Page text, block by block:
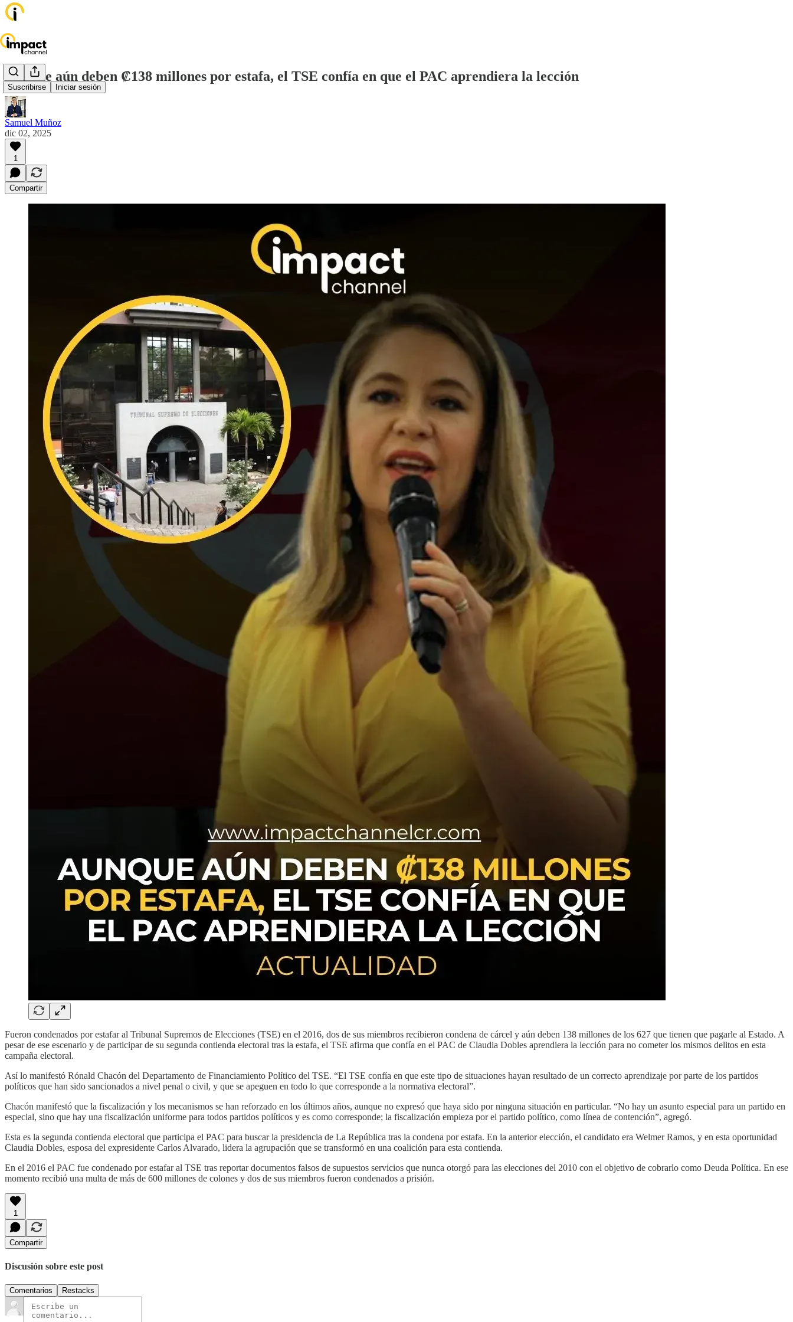
Suscribirse Iniciar sesión
Aunque aún deben ₡138 millones por estafa, el TSE confía en que el PAC aprendiera la lección
Samuel Muñoz
dic 02, 2025
1
Compartir
Fueron condenados por estafar al Tribunal Supremos de Elecciones (TSE) en el 2016, dos de sus miembros recibieron condena de cárcel y aún deben 138 millones de los 627 que tienen que pagarle al Estado. A
pesar de ese escenario y de participar de su segunda contienda electoral tras la estafa, el TSE afirma que confía en el PAC de Claudia Dobles aprendiera la lección para no cometer los mismos delitos en esta
campaña electoral.
Así lo manifestó Rónald Chacón del Departamento de Financiamiento Político del TSE. “El TSE confía en que este tipo de situaciones hayan resultado de un correcto aprendizaje por parte de los partidos
políticos que han sido sancionados a nivel penal o civil, y que se apeguen en todo lo que corresponde a la normativa electoral”.
Chacón manifestó que la fiscalización y los mecanismos se han reforzado en los últimos años, aunque no expresó que haya sido por ninguna situación en particular. “No hay un asunto especial para un partido en
especial, sino que hay una fiscalización uniforme para todos partidos políticos y es como corresponde; la fiscalización empieza por el partido político, como línea de contención”, agregó.
Esta es la segunda contienda electoral que participa el PAC para buscar la presidencia de La República tras la condena por estafa. En la anterior elección, el candidato era Welmer Ramos, y en esta oportunidad
Claudia Dobles, esposa del expresidente Carlos Alvarado, lidera la agrupación que se transformó en una coalición para esta contienda.
En el 2016 el PAC fue condenado por estafar al TSE tras reportar documentos falsos de supuestos servicios que nunca otorgó para las elecciones del 2010 con el objetivo de cobrarlo como Deuda Política. En ese
momento recibió una multa de más de 600 millones de colones y dos de sus miembros fueron condenados a prisión.
1
Compartir
Discusión sobre este post
Comentarios Restacks